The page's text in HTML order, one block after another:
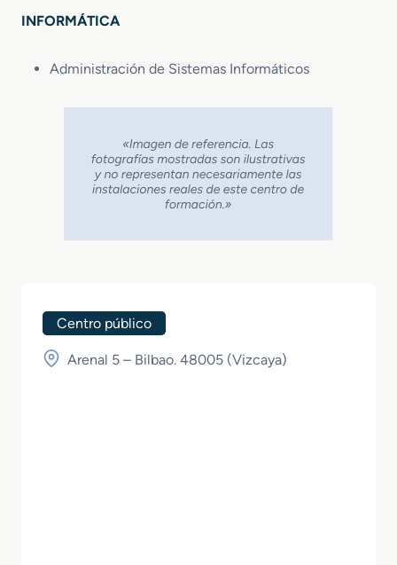
INFORMÁTICA
Administración de Sistemas Informáticos
Centro público
Arenal 5 – Bilbao. 48005 (Vizcaya)